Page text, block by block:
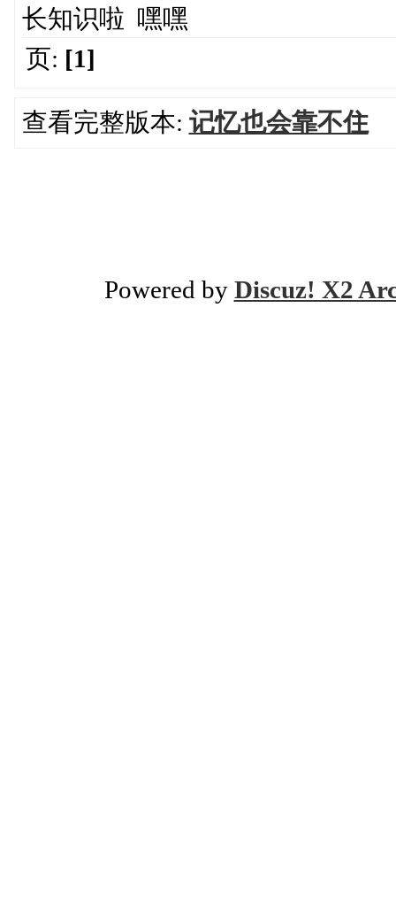
长知识啦 嘿嘿
页: [1]
查看完整版本: 记忆也会靠不住
Powered by Discuz! X2